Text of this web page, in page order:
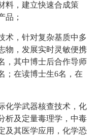
料，建立快速合成策
品；
术，针对复杂基质中多
物，发展实时灵敏便携
，其中博士后合作导师
；在读博士生6名，在
化学武器核查技术，化
析及定量毒理学，中毒
及其医学应用，化学恐